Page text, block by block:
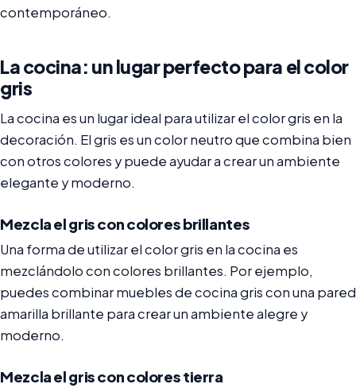
contemporáneo.
La cocina: un lugar perfecto para el color
gris
La cocina es un lugar ideal para utilizar el color gris en la
decoración. El gris es un color neutro que combina bien
con otros colores y puede ayudar a crear un ambiente
elegante y moderno.
Mezcla el gris con colores brillantes
Una forma de utilizar el color gris en la cocina es
mezclándolo con colores brillantes. Por ejemplo,
puedes combinar muebles de cocina gris con una pared
amarilla brillante para crear un ambiente alegre y
moderno.
Mezcla el gris con colores tierra